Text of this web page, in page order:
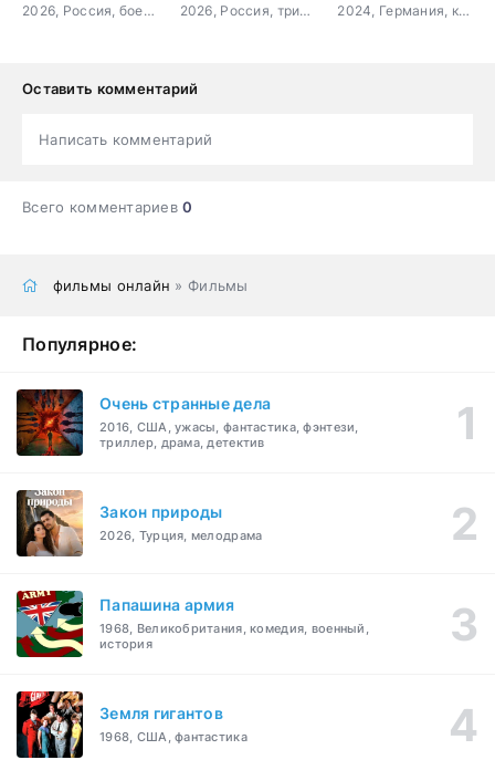
2026, Россия, боевик, драма
2026, Россия, триллер, детектив, драма
2024, Германия, криминал
Оставить комментарий
Написать комментарий
Всего комментариев0
фильмы онлайн » Фильмы
Популярное:
Очень странные дела
2016, США, ужасы, фантастика, фэнтези,
триллер, драма, детектив
Закон природы
2026, Турция, мелодрама
Папашина армия
1968, Великобритания, комедия, военный,
история
Земля гигантов
1968, США, фантастика